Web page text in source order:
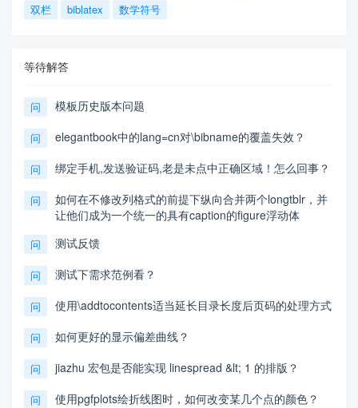
双栏
biblatex 数学符号
等待解答
问 模板历史版本问题
问 elegantbook中的lang=cn对\bibname的覆盖失效？
问 绑定手机,发送验证码,老是未点中正确区域！怎么回事？
问
如何在不修改列格式的前提下纵向合并两个longtblr，并
让他们成为一个统一的具有caption的figure浮动体
问 测试反馈
问 测试下需求范例看？
问 使用\addtocontents适当延长目录长度后页码的处理方式
问 如何更好的显示偏差曲线？
问 jiazhu 宏包是否能实现 linespread &lt; 1 的排版？
问 使用pgfplots绘折线图时，如何改变某几个点的颜色？